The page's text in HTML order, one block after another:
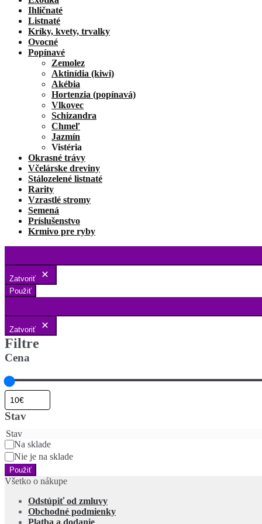
Ihličnaté
Listnaté
Kríky, kvety, trvalky
Ovocné
Popínavé
Zemolez
Aktinídia (kiwi)
Akébia
Hortenzia (popínavá)
Vlkovec
Schizandra
Chmeľ
Jazmín
Vistéria
Okrasné trávy
Včelárske dreviny
Stálozelené listnaté
Rarity
Vzrastlé stromy
Semená
Príslušenstvo
Krmivo pre ryby
Zatvoriť
Použiť
Zatvoriť
Filtre
Cena
Stav
Stav
Na sklade
Nie je na sklade
Použiť
Všetko o nákupe
Odstúpiť od zmluvy
Obchodné podmienky
Platba a dodanie